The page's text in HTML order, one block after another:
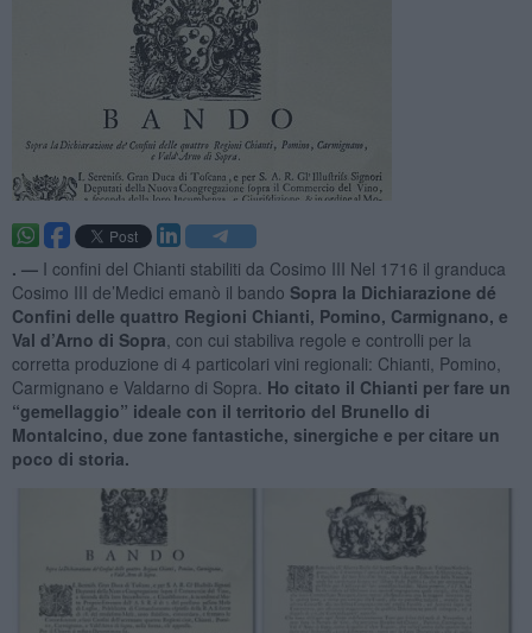
. — I confini del Chianti stabiliti da Cosimo III Nel 1716 il granduca
Cosimo III de’Medici emanò il bando Sopra la Dichiarazione dé
Confini delle quattro Regioni Chianti, Pomino, Carmignano, e
Val d’Arno di Sopra , con cui stabiliva regole e controlli per la
corretta produzione di 4 particolari vini regionali: Chianti, Pomino,
Carmignano e Valdarno di Sopra. Ho citato il Chianti per fare un
“gemellaggio” ideale con il territorio del Brunello di
Montalcino, due zone fantastiche, sinergiche e per citare un
poco di storia.